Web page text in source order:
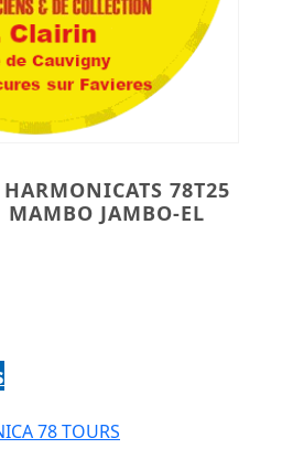
HARMONICATS 78T25
MAMBO JAMBO-EL
HARMONICATS
MAMBO JAMBO-EL COCO
78 TOURS